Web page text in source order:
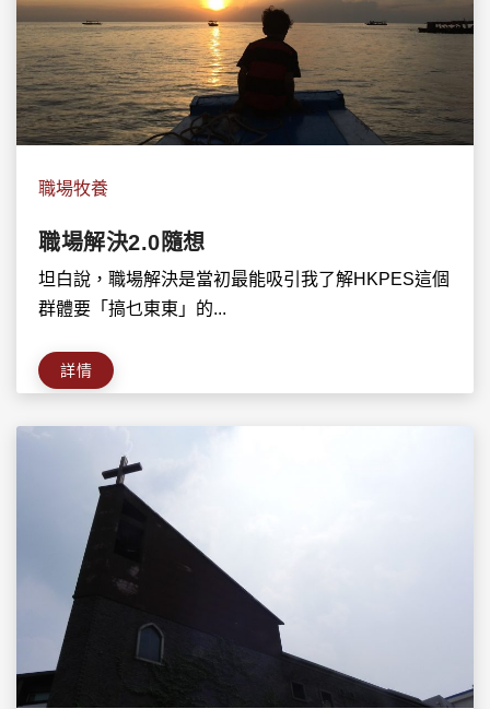
職場牧養
職場解決2.0隨想
坦白說，職場解決是當初最能吸引我了解HKPES這個
群體要「搞乜東東」的...
詳情